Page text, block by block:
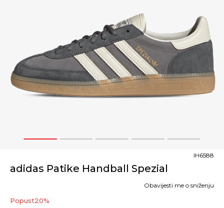
1 2 3 4 5
adidas Patike Handball Spezial
IH6588
Popust20%
Obavijesti me o sniženju